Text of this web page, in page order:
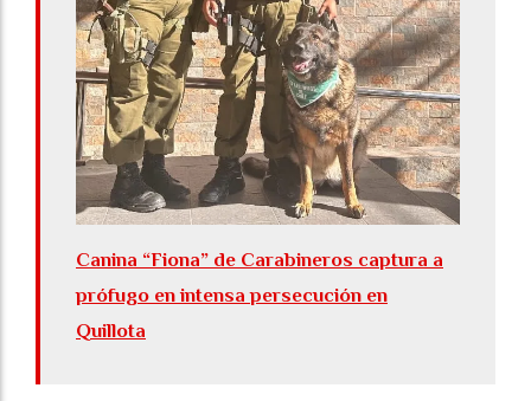
Canina “Fiona” de Carabineros captura a
prófugo en intensa persecución en
Quillota